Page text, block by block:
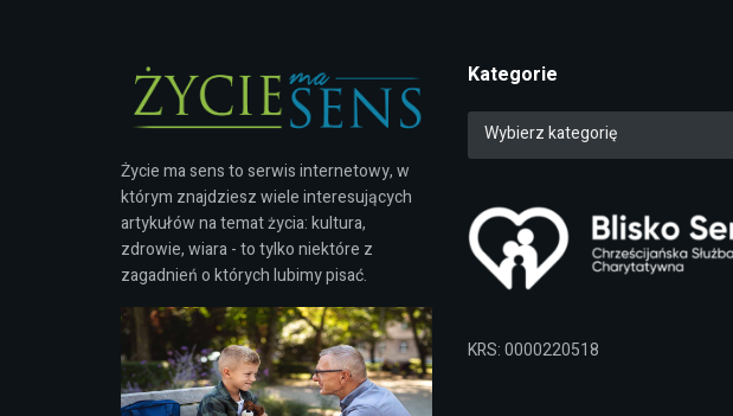
Życie ma sens to serwis internetowy, w
którym znajdziesz wiele interesujących
artykułów na temat życia: kultura,
zdrowie, wiara - to tylko niektóre z
zagadnień o których lubimy pisać.
Kategorie
Wybierz kategorię
KRS: 0000220518